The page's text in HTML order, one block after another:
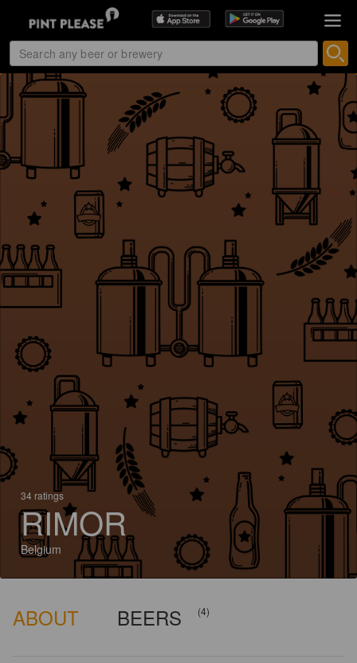
34 ratings
RIMOR
Belgium
ABOUT BEERS (4)